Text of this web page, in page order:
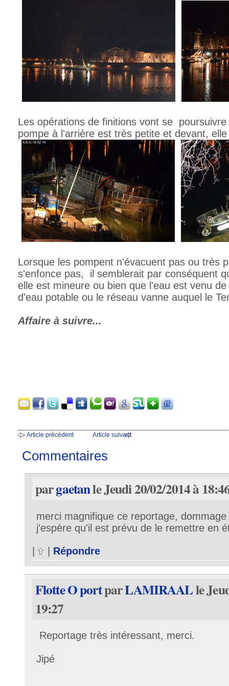
Les opérations de finitions vont se
pompe à l'arrière est très petite et devant,
Lorsque les pompent n'évacuent pas ou très
s'enfonce pas, il semblerait par conséquent
elle est mineure ou bien que l'eau est venu
d'eau potable ou le réseau vanne auquel le
Affaire à suivre...
Article précédent Article suivant
Commentaires
pargaetanle Jeudi 20/02/2014 à
merci magnifique ce reportage,
j'espère qu'il est prévu de le remettre en
| | Répondre
Flotte O portparLAMIRAALle
19:27
Reportage très intéressant, merci.
Jipé